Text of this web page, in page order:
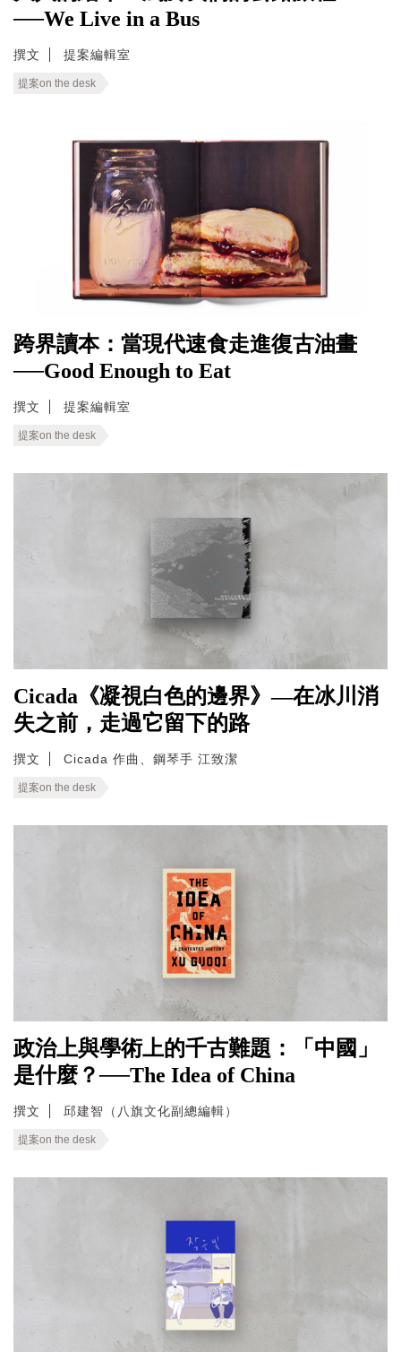
──We Live in a Bus
撰文 提案編輯室
提案on the desk
跨界讀本：當現代速食走進復古油畫
──Good Enough to Eat
撰文 提案編輯室
提案on the desk
Cicada《凝視白色的邊界》—在冰川消
失之前，走過它留下的路
撰文 Cicada 作曲、鋼琴手 江致潔
提案on the desk
政治上與學術上的千古難題：「中國」
是什麼？──The Idea of China
撰文 邱建智（八旗文化副總編輯）
提案on the desk